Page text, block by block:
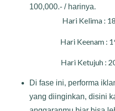
100,000.- / harinya.
Hari Kelima :
Hari Keenam :
Hari Ketujuh :
Di fase ini, performa
yang diinginkan, disini